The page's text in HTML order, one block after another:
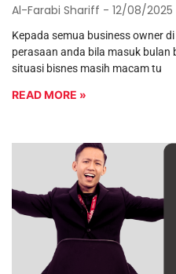
Al-Farabi Shariff 12/08/2025
Kepada semua business owner
perasaan anda bila masuk
situasi bisnes masih macam tu
READ MORE »